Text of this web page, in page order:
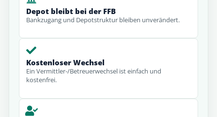
Depot bleibt bei der FFB
Bankzugang und Depotstruktur bleiben unverändert.
Kostenloser Wechsel
Ein Vermittler-/Betreuerwechsel ist einfach und
kostenfrei.